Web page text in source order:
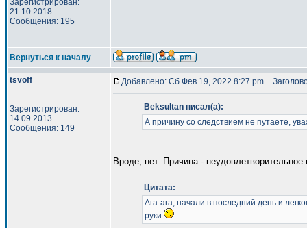
Зарегистрирован:
21.10.2018
Сообщения: 195
Вернуться к началу
tsvoff
Зарегистрирован:
14.09.2013
Сообщения: 149
Добавлено: Сб Фев 19, 2022 8:27 pm
Beksultan писал(а):
А причину со следствием не путаете,
Вроде, нет. Причина -
Цитата:
Ага-ага, начали в последний день и
руки